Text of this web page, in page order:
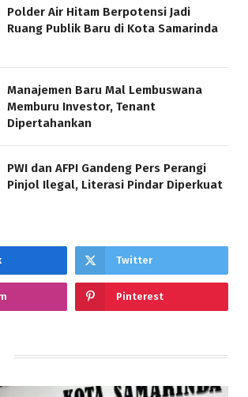
Polder Air Hitam Berpotensi Jadi
Ruang Publik Baru di Kota Samarinda
Manajemen Baru Mal Lembuswana
Memburu Investor, Tenant
Dipertahankan
PWI dan AFPI Gandeng Pers Perangi
Pinjol Ilegal, Literasi Pindar Diperkuat
Twitter
Pinterest